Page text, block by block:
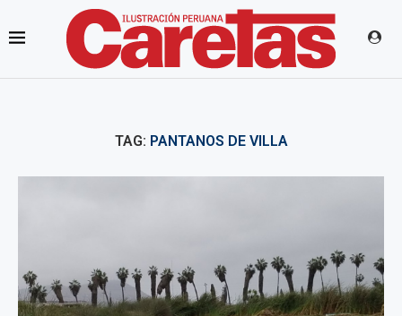
TAG: PANTANOS DE VILLA